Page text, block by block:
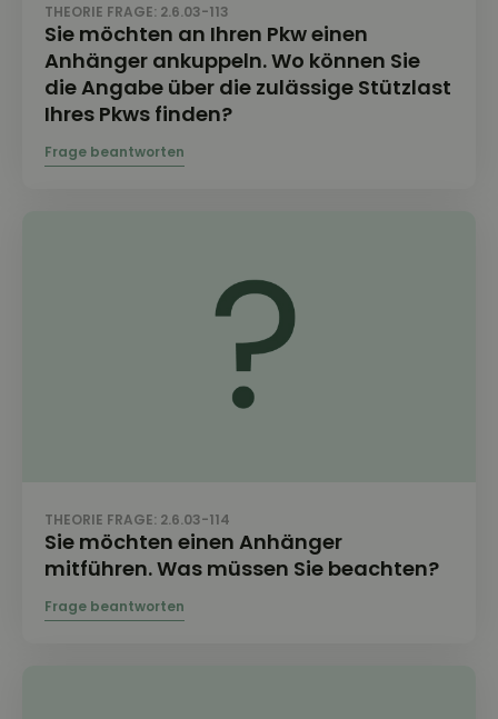
THEORIE FRAGE: 2.6.03-113
Sie möchten an Ihren Pkw einen
Anhänger ankuppeln. Wo können Sie
die Angabe über die zulässige Stützlast
Ihres Pkws finden?
THEORIE FRAGE: 2.6.03-114
Sie möchten einen Anhänger
mitführen. Was müssen Sie beachten?